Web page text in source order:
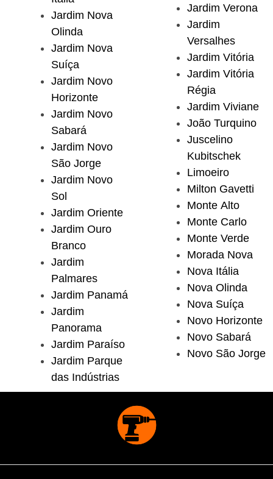
Jardim Nova
Olinda
Jardim Nova
Suíça
Jardim Novo
Horizonte
Jardim Novo
Sabará
Jardim Novo
São Jorge
Jardim Novo
Sol
Jardim Oriente
Jardim Ouro
Branco
Jardim
Palmares
Jardim Panamá
Jardim
Panorama
Jardim Paraíso
Jardim Parque
das Indústrias
Jardim Verona
Jardim
Versalhes
Jardim Vitória
Jardim Vitória
Régia
Jardim Viviane
João Turquino
Juscelino
Kubitschek
Limoeiro
Milton Gavetti
Monte Alto
Monte Carlo
Monte Verde
Morada Nova
Nova Itália
Nova Olinda
Nova Suíça
Novo Horizonte
Novo Sabará
Novo São Jorge